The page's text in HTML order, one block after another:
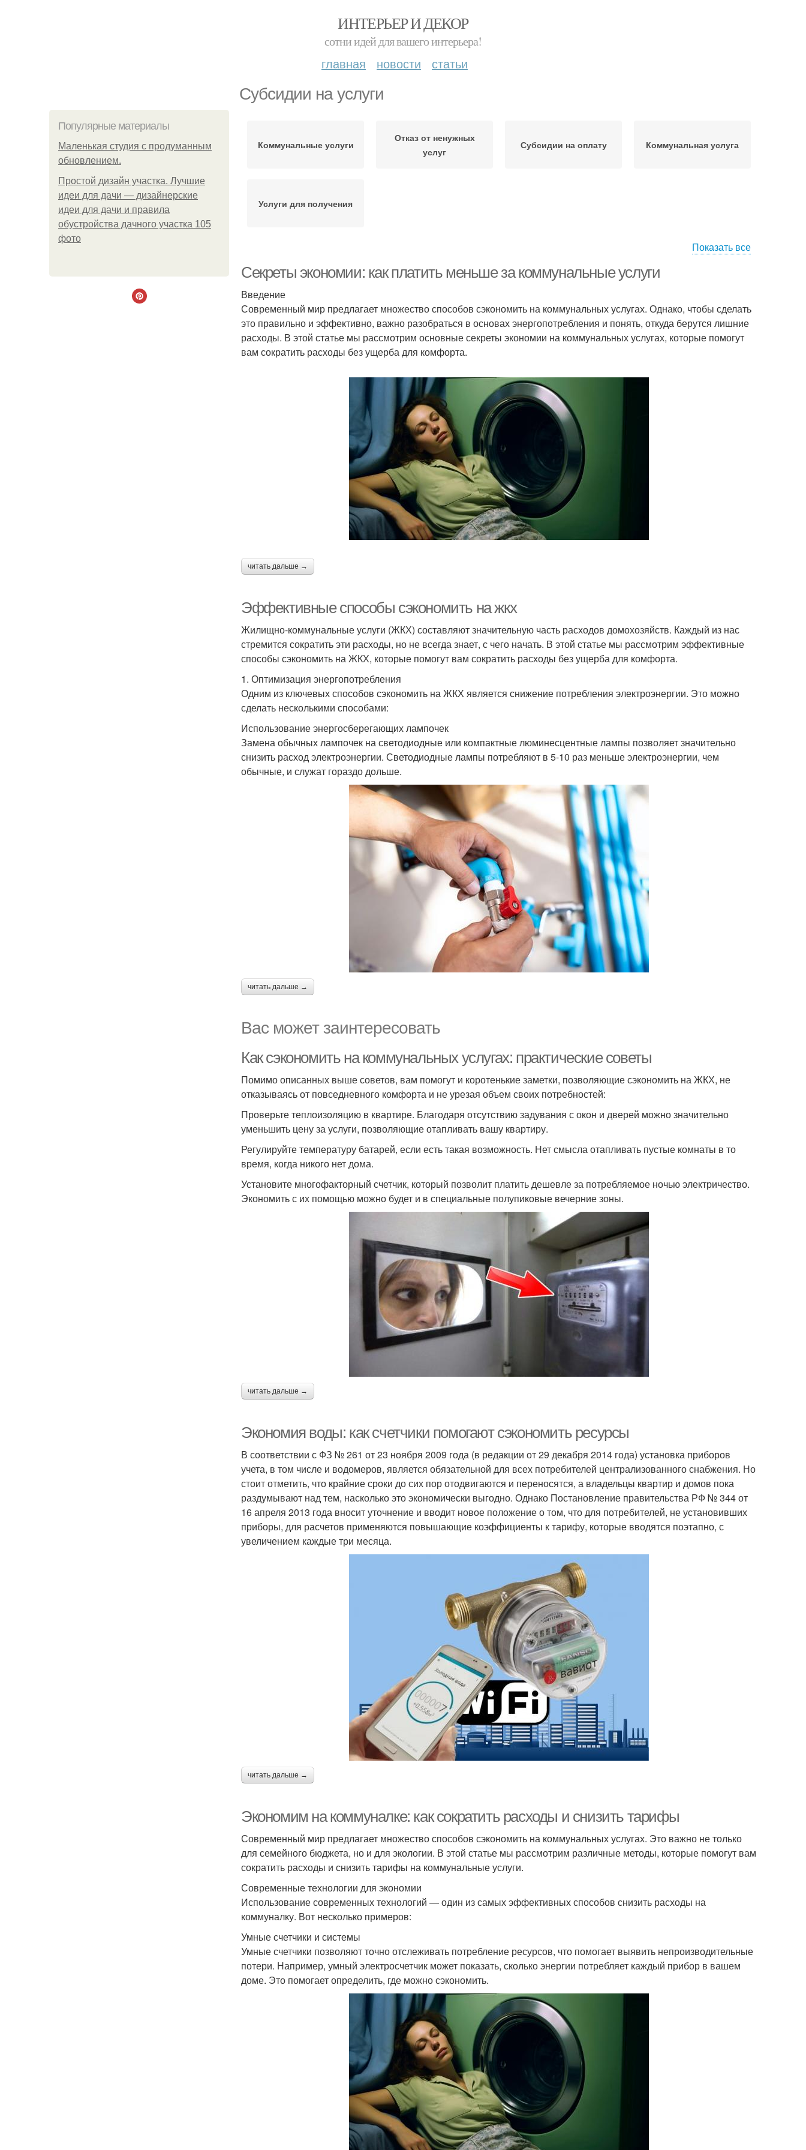
ИНТЕРЬЕР И ДЕКОР
сотни идей для вашего интерьера!
главная новости статьи
Субсидии на услуги
Популярные материалы
Маленькая студия с продуманным
обновлением.
Простой дизайн участка. Лучшие
идеи для дачи — дизайнерские
идеи для дачи и правила
обустройства дачного участка 105
фото
Коммунальные услуги
Отказ от ненужных
услуг
Субсидии на оплату Коммунальная услуга
Услуги для получения
Показать все
Секреты экономии: как платить меньше за коммунальные услуги
Введение
Современный мир предлагает множество способов сэкономить на коммунальных услугах. Однако, чтобы сделать
это правильно и эффективно, важно разобраться в основах энергопотребления и понять, откуда берутся лишние
расходы. В этой статье мы рассмотрим основные секреты экономии на коммунальных услугах, которые помогут
вам сократить расходы без ущерба для комфорта.
читать дальше →
Эффективные способы сэкономить на жкх
Жилищно-коммунальные услуги (ЖКХ) составляют значительную часть расходов домохозяйств. Каждый из нас
стремится сократить эти расходы, но не всегда знает, с чего начать. В этой статье мы рассмотрим эффективные
способы сэкономить на ЖКХ, которые помогут вам сократить расходы без ущерба для комфорта.
1. Оптимизация энергопотребления
Одним из ключевых способов сэкономить на ЖКХ является снижение потребления электроэнергии. Это можно
сделать несколькими способами:
Использование энергосберегающих лампочек
Замена обычных лампочек на светодиодные или компактные люминесцентные лампы позволяет значительно
снизить расход электроэнергии. Светодиодные лампы потребляют в 5-10 раз меньше электроэнергии, чем
обычные, и служат гораздо дольше.
читать дальше →
Вас может заинтересовать
Как сэкономить на коммунальных услугах: практические советы
Помимо описанных выше советов, вам помогут и коротенькие заметки, позволяющие сэкономить на ЖКХ, не
отказываясь от повседневного комфорта и не урезая объем своих потребностей:
Проверьте теплоизоляцию в квартире. Благодаря отсутствию задувания с окон и дверей можно значительно
уменьшить цену за услуги, позволяющие отапливать вашу квартиру.
Регулируйте температуру батарей, если есть такая возможность. Нет смысла отапливать пустые комнаты в то
время, когда никого нет дома.
Установите многофакторный счетчик, который позволит платить дешевле за потребляемое ночью электричество.
Экономить с их помощью можно будет и в специальные полупиковые вечерние зоны.
читать дальше →
Экономия воды: как счетчики помогают сэкономить ресурсы
В соответствии с ФЗ № 261 от 23 ноября 2009 года (в редакции от 29 декабря 2014 года) установка приборов
учета, в том числе и водомеров, является обязательной для всех потребителей централизованного снабжения. Но
стоит отметить, что крайние сроки до сих пор отодвигаются и переносятся, а владельцы квартир и домов пока
раздумывают над тем, насколько это экономически выгодно. Однако Постановление правительства РФ № 344 от
16 апреля 2013 года вносит уточнение и вводит новое положение о том, что для потребителей, не установивших
приборы, для расчетов применяются повышающие коэффициенты к тарифу, которые вводятся поэтапно, с
увеличением каждые три месяца.
читать дальше →
Экономим на коммуналке: как сократить расходы и снизить тарифы
Современный мир предлагает множество способов сэкономить на коммунальных услугах. Это важно не только
для семейного бюджета, но и для экологии. В этой статье мы рассмотрим различные методы, которые помогут вам
сократить расходы и снизить тарифы на коммунальные услуги.
Современные технологии для экономии
Использование современных технологий — один из самых эффективных способов снизить расходы на
коммуналку. Вот несколько примеров:
Умные счетчики и системы
Умные счетчики позволяют точно отслеживать потребление ресурсов, что помогает выявить непроизводительные
потери. Например, умный электросчетчик может показать, сколько энергии потребляет каждый прибор в вашем
доме. Это помогает определить, где можно сэкономить.